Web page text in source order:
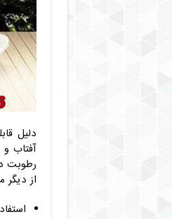
دلیل
آفتاب
رطوبت
از دیگر